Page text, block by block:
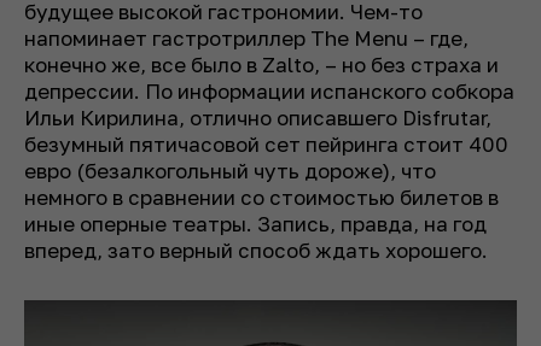
будущее высокой гастрономии. Чем-то
напоминает гастротриллер The Menu – где,
конечно же, все было в Zalto, – но без страха и
депрессии. По информации испанского собкора
Ильи Кирилина, отлично описавшего Disfrutar,
безумный пятичасовой сет пейринга стоит 400
евро (безалкогольный чуть дороже), что
немного в сравнении со стоимостью билетов в
иные оперные театры. Запись, правда, на год
вперед, зато верный способ ждать хорошего.